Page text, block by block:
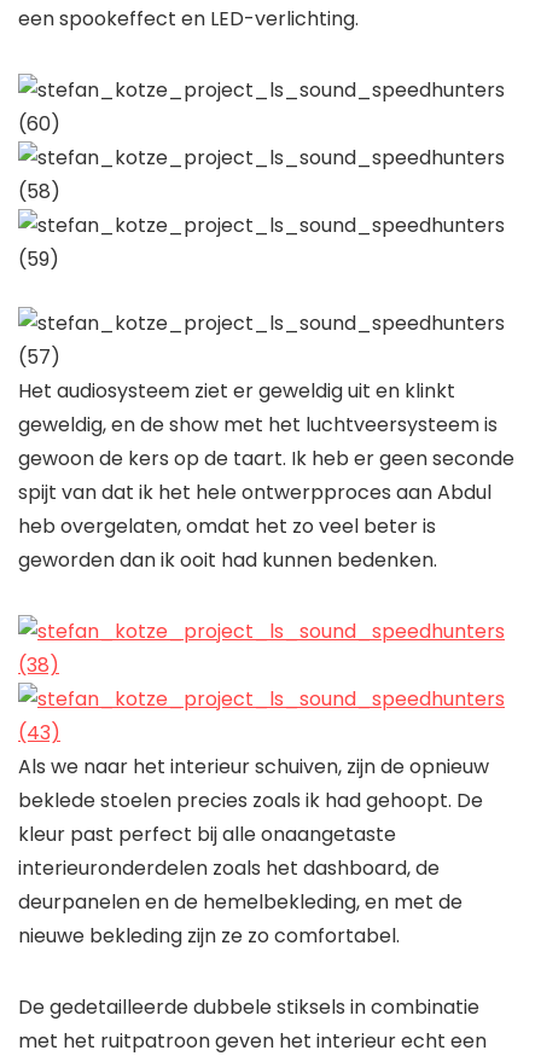
een spookeffect en LED-verlichting.
Het audiosysteem ziet er geweldig uit en klinkt
geweldig, en de show met het luchtveersysteem is
gewoon de kers op de taart. Ik heb er geen seconde
spijt van dat ik het hele ontwerpproces aan Abdul
heb overgelaten, omdat het zo veel beter is
geworden dan ik ooit had kunnen bedenken.
Als we naar het interieur schuiven, zijn de opnieuw
beklede stoelen precies zoals ik had gehoopt. De
kleur past perfect bij alle onaangetaste
interieuronderdelen zoals het dashboard, de
deurpanelen en de hemelbekleding, en met de
nieuwe bekleding zijn ze zo comfortabel.
De gedetailleerde dubbele stiksels in combinatie
met het ruitpatroon geven het interieur echt een